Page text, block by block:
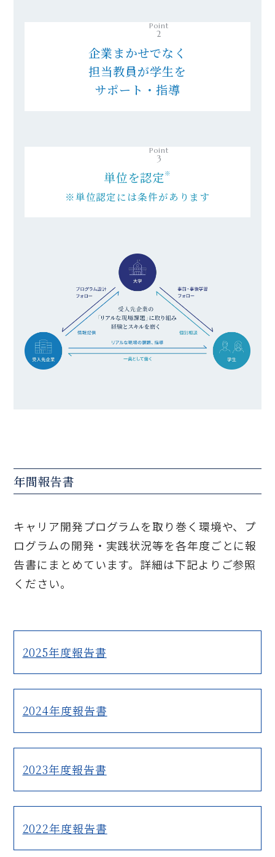
Point
2
企業まかせでなく
担当教員が学生を
サポート・指導
Point
3
単位を認定※
※単位認定には条件があります
年間報告書
キャリア開発プログラムを取り巻く環境や、プ
ログラムの開発・実践状況等を各年度ごとに報
告書にまとめています。詳細は下記よりご参照
ください。
2025年度報告書
2024年度報告書
2023年度報告書
2022年度報告書